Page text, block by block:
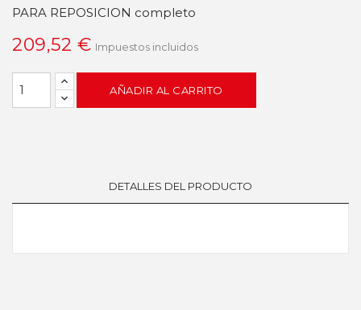
PARA REPOSICION completo
209,52 € Impuestos incluidos
AÑADIR AL CARRITO
DETALLES DEL PRODUCTO